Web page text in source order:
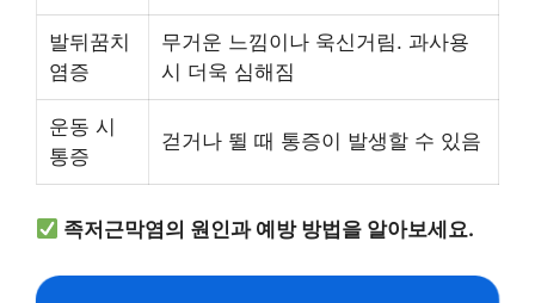
발뒤꿈치
염증
무거운 느낌이나 욱신거림. 과사용
시 더욱 심해짐
운동 시
통증
걷거나 뛸 때 통증이 발생할 수 있음
족저근막염의 원인과 예방 방법을 알아보세요.